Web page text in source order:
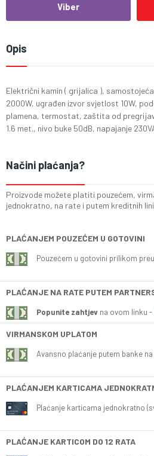
Viber
Opis
Električni kamin ( grijalica ),
2000W, ugrađen izvor svjetlost 10W,
plamena, termostat, zaštita od
1.6 met., nivo buke 50dB, napajanje
Načini plaćanja?
Proizvode možete platiti pouzećem,
jednokratno, na rate i putem kreditnih
PLAĆANJEM POUZEĆEM U GOTOVINI
Pouzećem u gotovini prilikom
PLAĆANJE NA RATE PUTEM
Popunite zahtjev na ovom linku -
VIRMANSKOM UPLATOM
Avansno plaćanje putem banke
PLAĆANJEM KARTICAMA
Plaćanje karticama jednokratno
PLAĆANJE KARTICOM DO 12 RATA